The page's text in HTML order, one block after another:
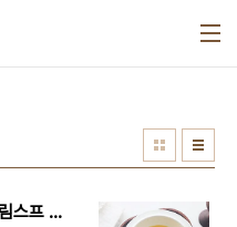
단호박스프 만들기 미니 단호박 크림스프 만들기 호박스프 밤호박 요리